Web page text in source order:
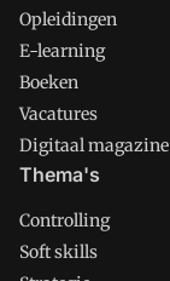
Opleidingen
E-learning
Boeken
Vacatures
Digitaal magazine
Thema's
Controlling
Soft skills